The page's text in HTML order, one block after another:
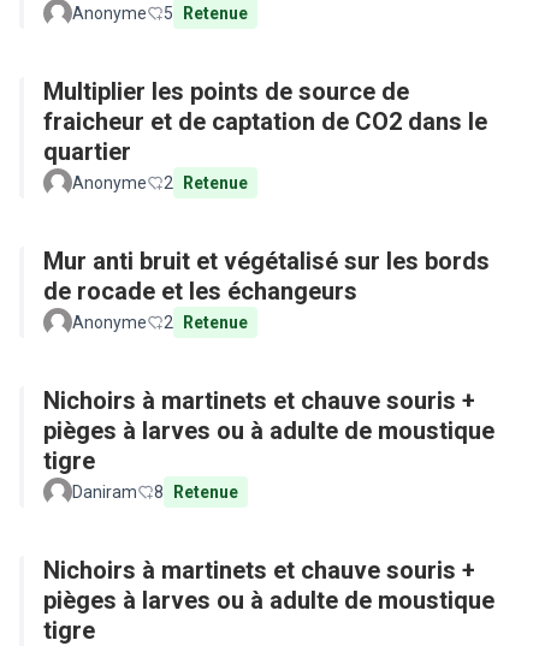
Anonyme 5 Retenue
Multiplier les points de source de
fraicheur et de captation de CO2 dans le
quartier
Anonyme 2 Retenue
Mur anti bruit et végétalisé sur les bords
de rocade et les échangeurs
Anonyme 2 Retenue
Nichoirs à martinets et chauve souris +
pièges à larves ou à adulte de moustique
tigre
Daniram 8 Retenue
Nichoirs à martinets et chauve souris +
pièges à larves ou à adulte de moustique
tigre